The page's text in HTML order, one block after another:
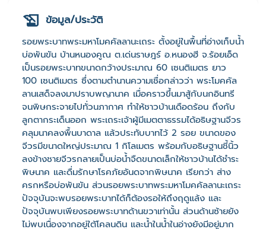
ข้อมูล/ประวัติ
รอยพระบาทพระมหาโมคคัลลานะเถระ ตั้งอยู่ในพื้นที่อ่างเก็บน้ำ
บ่อพันขัน บ้านหนองคูณ ต.เด่นราษฎร์ อ.หนองฮี จ.ร้อยเอ็ด
เป็นรอยพระบาทขนาดกว้างประมาณ 60 เซนติเมตร ยาว
100 เซนติเมตร ซึ่งตามตำนานความเชื่อกล่าวว่า พระโมคคัล
ลานเสด็จลงมาปราบพญานาค เมื่อคราวขึ้นมาสู้กับนกอินทรี
จนพิษกระจายไปทั่วนภากาศ ทำให้ชาวบ้านเดือดร้อน ถึงกับ
ลูกตากระเด็นออก พระเถระเจ้าผู้มีเมตตาธรรมได้อธิษฐานจีวร
คลุมนาคลงพื้นบาดาล แล้วประทับบาทไว้ 2 รอย ขนาดของ
จีวรมีขนาดใหญ่ประมาณ 1 กิโลเมตร พร้อมกับอธิษฐานชี้นิ้ว
ลงข้างชายจีวรกลายเป็นบ่อน้ำจืดขนาดเล็กให้ชาวบ้านได้ชำระ
พิษนาค และดื่มรักษาโรคภัยอันดจากพิษนาค เรียกว่า ส่าง
ครกหรือบ่อพันขัน ส่วนรอยพระบาทพระมหาโมคคัลลานะเถระ
ปัจจุบันจะพบรอยพระบาทได้ก็ต้องรอให้ถึงฤดูแล้ง และ
ปัจจุบันพบเพียงรอยพระบาทด้านขวาเท่านั้น ส่วนด้านซ้ายยัง
ไม่พบเนื่องจากอยู่ใต้โคลนดิน และน้ำในน้ำในอ่างยังมีอยู่มาก